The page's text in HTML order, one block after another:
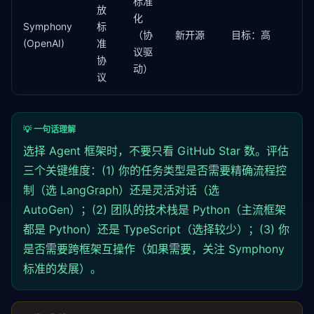
Symphony
(OpenAI)
放
标
准
协
议
化
（协
议驱
动）
新开源 目标：高
💡 一句话理解
选择 Agent 框架时，不要只看 GitHub Star 数。评估
三个关键维度：(1) 你的任务类型是否需要精确流程控
制（选 LangGraph）还是灵活对话（选
AutoGen）；(2) 团队的技术栈是 Python（主流框架
都是 Python）还是 TypeScript（选择较少）；(3) 你
是否需要跨框架互操作（如果需要，关注 Symphony
标准的发展）。